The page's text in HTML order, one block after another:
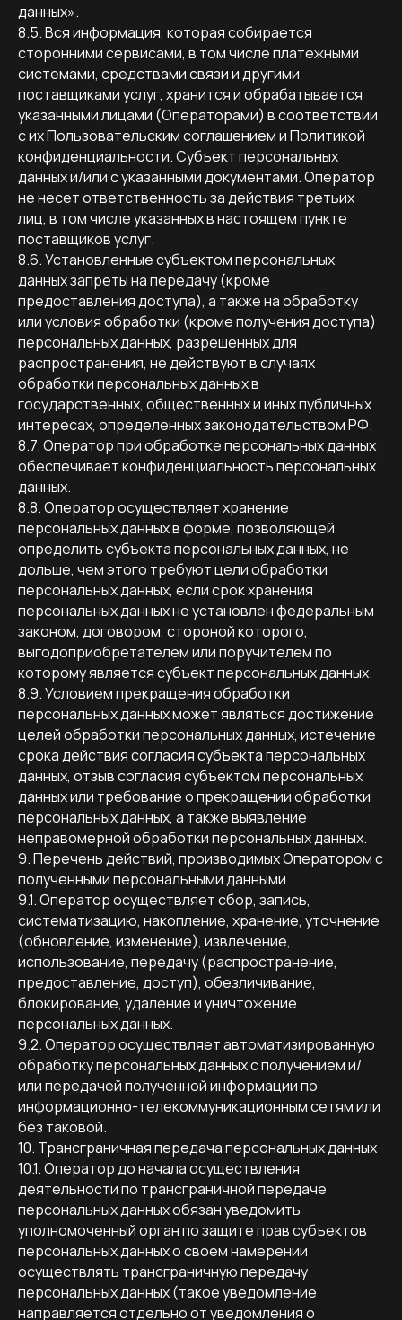
данных».
8.5. Вся информация, которая собирается
сторонними сервисами, в том числе платежными
системами, средствами связи и другими
поставщиками услуг, хранится и обрабатывается
указанными лицами (Операторами) в соответствии
с их Пользовательским соглашением и Политикой
конфиденциальности. Субъект персональных
данных и/или с указанными документами. Оператор
не несет ответственность за действия третьих
лиц, в том числе указанных в настоящем пункте
поставщиков услуг.
8.6. Установленные субъектом персональных
данных запреты на передачу (кроме
предоставления доступа), а также на обработку
или условия обработки (кроме получения доступа)
персональных данных, разрешенных для
распространения, не действуют в случаях
обработки персональных данных в
государственных, общественных и иных публичных
интересах, определенных законодательством РФ.
8.7. Оператор при обработке персональных данных
обеспечивает конфиденциальность персональных
данных.
8.8. Оператор осуществляет хранение
персональных данных в форме, позволяющей
определить субъекта персональных данных, не
дольше, чем этого требуют цели обработки
персональных данных, если срок хранения
персональных данных не установлен федеральным
законом, договором, стороной которого,
выгодоприобретателем или поручителем по
которому является субъект персональных данных.
8.9. Условием прекращения обработки
персональных данных может являться достижение
целей обработки персональных данных, истечение
срока действия согласия субъекта персональных
данных, отзыв согласия субъектом персональных
данных или требование о прекращении обработки
персональных данных, а также выявление
неправомерной обработки персональных данных.
9. Перечень действий, производимых Оператором с
полученными персональными данными
9.1. Оператор осуществляет сбор, запись,
систематизацию, накопление, хранение, уточнение
(обновление, изменение), извлечение,
использование, передачу (распространение,
предоставление, доступ), обезличивание,
блокирование, удаление и уничтожение
персональных данных.
9.2. Оператор осуществляет автоматизированную
обработку персональных данных с получением и/
или передачей полученной информации по
информационно-телекоммуникационным сетям или
без таковой.
10. Трансграничная передача персональных данных
10.1. Оператор до начала осуществления
деятельности по трансграничной передаче
персональных данных обязан уведомить
уполномоченный орган по защите прав субъектов
персональных данных о своем намерении
осуществлять трансграничную передачу
персональных данных (такое уведомление
направляется отдельно от уведомления о
Политика конфиденциальности
Создание сайта: eviloveli
*Социальная сеть Instagram принадлежит
компании Meta Platforms Inc., которая запрещена
на территории РФ в связи с осуществлением
экстремистской деятельности